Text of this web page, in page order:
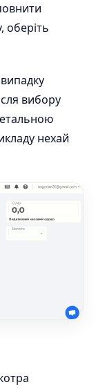
оберіть
вибору
нехай